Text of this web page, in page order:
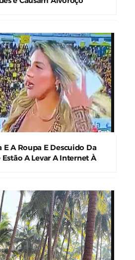
E A Roupa E Descuido Da
A Levar A Internet À